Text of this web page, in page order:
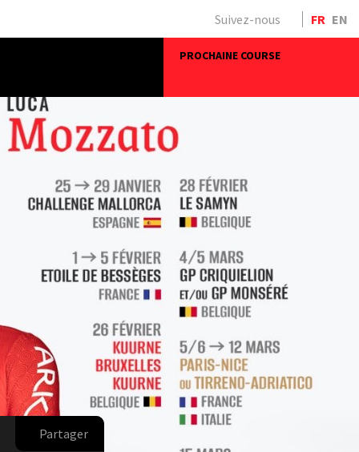
Suivez-nous FR EN
PROCHAINE COURSE
Partager